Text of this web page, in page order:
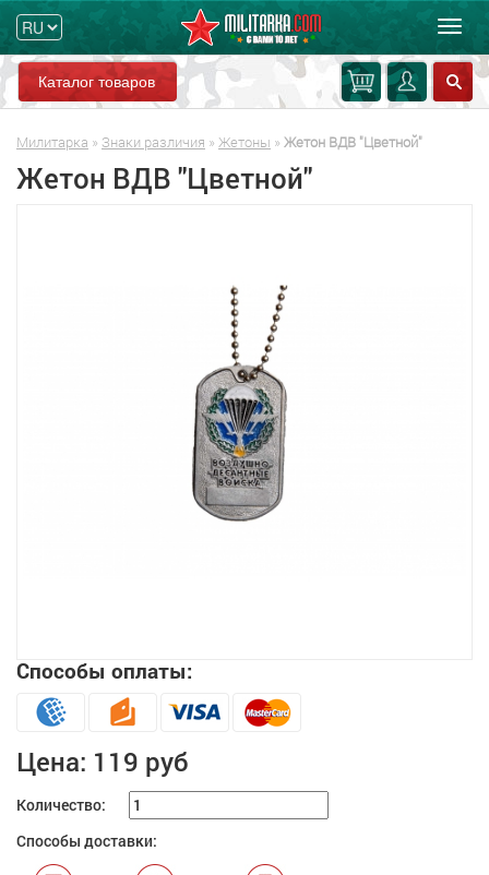
Каталог товаров
Милитарка » Знаки различия » Жетоны » Жетон ВДВ "Цветной"
Жетон ВДВ "Цветной"
Способы оплаты:
Цена: 119 руб
Количество:
Способы доставки: